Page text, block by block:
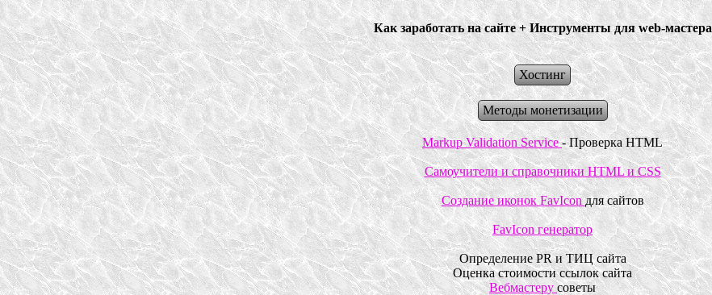
Как заработать на сайте + Инструменты для web-мастера
Хостинг
Методы монетизации
Markup Validation Service- Проверка HTML
Самоучители и справочники HTML и CSS
Создание иконок FavIconдля сайтов
FavIcon генератор
Определение PR и ТИЦ сайта
Оценка стоимости ссылок сайта
Вебмастерусоветы